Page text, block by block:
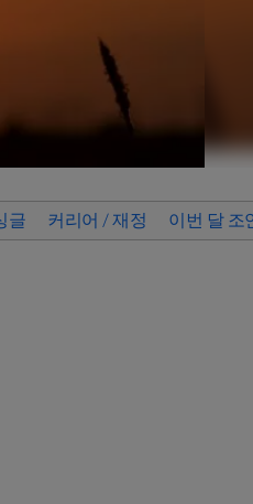
글 커리어 / 재정 이번 달 조